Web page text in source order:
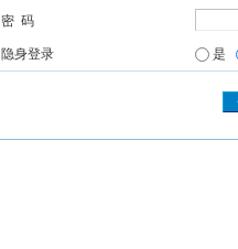
密 码
隐身登录 是